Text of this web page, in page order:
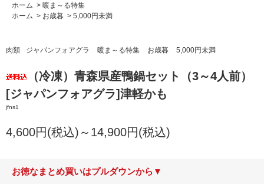
ホーム > 暖ま～る特集
ホーム > お歳暮 > 5,000円未満
肉類 ジャパンフォアグラ 暖ま～る特集 お歳暮 5,000円未満
（冷凍）青森県産鴨鍋セット（3～4人前）
[ジャパンフォアグラ]津軽かも
jfns1
4,600円(税込)～14,900円(税込)
お徳なまとめ買いはプルダウンから▼